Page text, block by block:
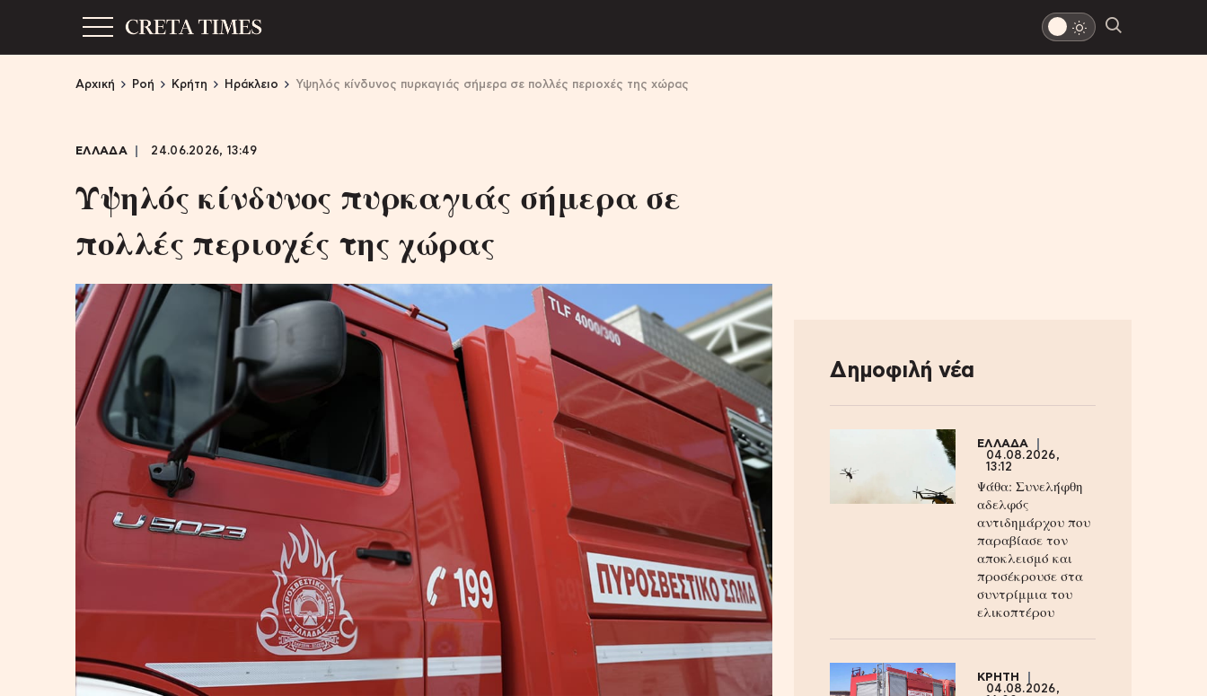
Αρχική Ροή Κρήτη Ηράκλειο Υψηλός κίνδυνος πυρκαγιάς σήμερα σε πολλές περιοχές της χώρας
ΕΛΛΑΔΑ 24.06.2026, 13:49
Υψηλός κίνδυνος πυρκαγιάς σήμερα σε
πολλές περιοχές της χώρας
Δημοφιλή νέα
ΕΛΛΑΔΑ
04.08.2026,
13:12
Ψάθα: Συνελήφθη
αδελφός
αντιδημάρχου που
παραβίασε τον
αποκλεισμό και
προσέκρουσε στα
συντρίμμια του
ελικοπτέρου
ΚΡΗΤΗ
04.08.2026,